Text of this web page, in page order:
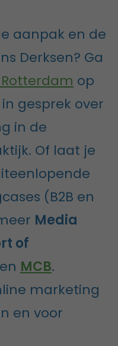
aanpak en de
Derksen? Ga
op
gesprek over
in de
Of laat je
(B2B en
Media
of
en MCB.
marketing
en voor